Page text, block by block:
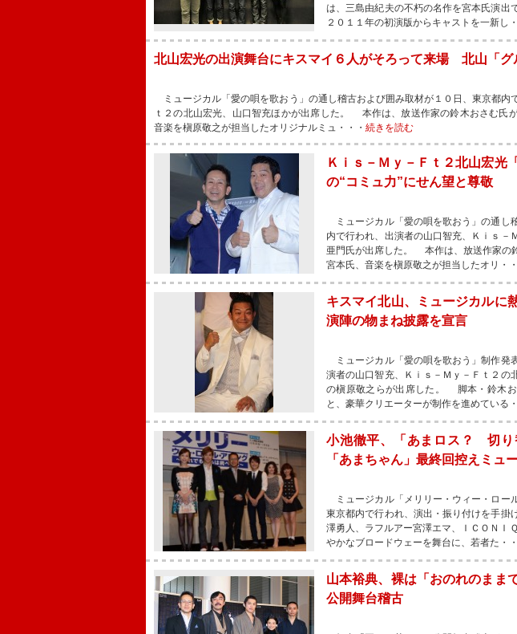
は、三島由紀夫の不朽の名作を宮本氏演出
２０１１年の初演版からキャストを一新し
北山宏光の出演舞台にキスマイ６人がそろって来場 北山「グ
ミュージカル「愛の唄を歌おう」の通し稽古および囲み取材が１０日、東京都内
ｔ２の北山宏光、山口智充ほかが出席した。 本作は、放送作家の鈴木おさむ氏
音楽を槇原敬之が担当したオリジナルミュ・・・ 続きを読む
Ｋｉｓ－Ｍｙ－Ｆｔ２北山宏
の“コミュ力”にせん望と尊敬
ミュージカル「愛の唄を歌おう」の通し
内で行われ、出演者の山口智充、Ｋｉｓ－
亜門氏が出席した。 本作は、放送作家の
宮本氏、音楽を槇原敬之が担当したオリ・・
キスマイ北山、ミュージカル
演陣の物まね披露を宣言
ミュージカル「愛の唄を歌おう」制作発
演者の山口智充、Ｋｉｓ－Ｍｙ－Ｆｔ２の
の槇原敬之らが出席した。 脚本・鈴木
と、豪華クリエーターが制作を進めている
小池徹平、「あまロス？ 切
「あまちゃん」最終回控えミュ
ミュージカル「メリリー・ウィー・ロー
東京都内で行われ、演出・振り付けを手掛
澤勇人、ラフルアー宮澤エマ、ＩＣＯＮ
やかなブロードウェーを舞台に、若者た・・
山本裕典、裸は「おのれのま
公開舞台稽古